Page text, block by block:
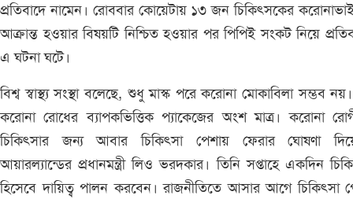
প্রতিবাদে নামেন। রোববার কোয়েটায় ১৩ জন চিকিৎসকের
আক্রান্ত হওয়ার বিষয়টি নিশ্চিত হওয়ার পর পিপিই সংকট নিয়ে
এ ঘটনা ঘটে।
বিশ্ব স্বাস্থ্য সংস্থা বলেছে, শুধু মাস্ক পরে করোনা মোকাবিলা সম্ভব
করোনা রোধের ব্যাপকভিত্তিক প্যাকেজের অংশ মাত্র। করোনা
চিকিৎসার জন্য আবার চিকিৎসা পেশায় ফেরার ঘোষণা
আয়ারল্যান্ডের প্রধানমন্ত্রী লিও ভরদকার। তিনি সপ্তাহে একদিন
হিসেবে দায়িত্ব পালন করবেন। রাজনীতিতে আসার আগে চিকিৎসা